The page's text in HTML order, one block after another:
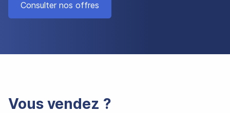
Consulter nos offres
Vous vendez ?